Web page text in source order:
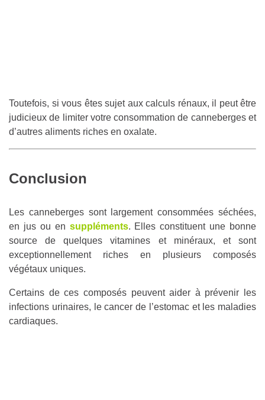
Toutefois, si vous êtes sujet aux calculs rénaux, il peut être
judicieux de limiter votre consommation de canneberges et
d’autres aliments riches en oxalate.
Conclusion
Les canneberges sont largement consommées séchées,
en jus ou en suppléments. Elles constituent une bonne
source de quelques vitamines et minéraux, et sont
exceptionnellement riches en plusieurs composés
végétaux uniques.
Certains de ces composés peuvent aider à prévenir les
infections urinaires, le cancer de l’estomac et les maladies
cardiaques.